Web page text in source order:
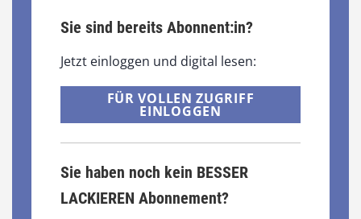
Sie sind bereits Abonnent:in?
Jetzt einloggen und digital lesen:
FÜR VOLLEN ZUGRIFF
EINLOGGEN
Sie haben noch kein BESSER
LACKIEREN Abonnement?